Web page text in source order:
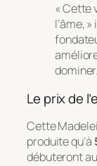
« Cette
l’âme, »
Le prix de
Cette
produite qu’à
débuteront